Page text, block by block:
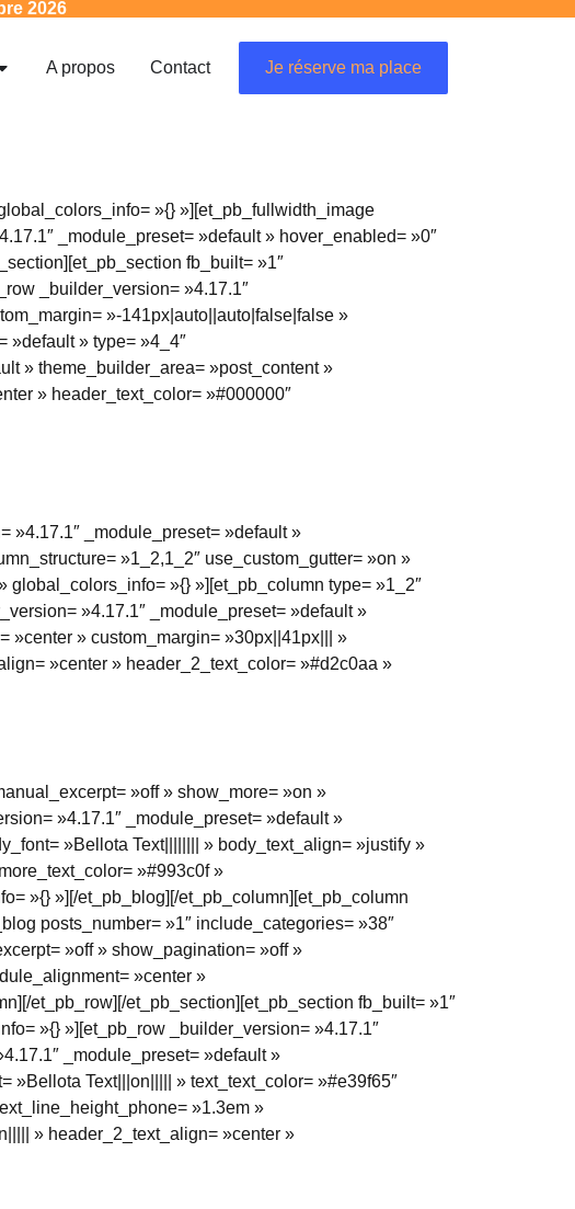
2026
A propos Contact Je réserve ma place
»{} »][et_pb_fullwidth_image
_module_preset= »default » hover_enabled= »0″
fb_built= »1″
_builder_version= »4.17.1″
»-141px|auto||auto|false|false »
»default » type= »4_4″
» theme_builder_area= »post_content »
» header_text_color= »#000000″
»4.17.1″ _module_preset= »default »
»1_2,1_2″ use_custom_gutter= »on »
»{} »][et_pb_column type= »1_2″
»4.17.1″ _module_preset= »default »
»center » custom_margin= »30px||41px||| »
»center » header_2_text_color= »#d2c0aa »
»off » show_more= »on »
»4.17.1″ _module_preset= »default »
»Bellota Text|||||||| » body_text_align= »justify »
»#993c0f »
»{} »][/et_pb_blog][/et_pb_column][et_pb_column
posts_number= »1″ include_categories= »38″
»off » show_pagination= »off »
»center »
et_pb_row][/et_pb_section][et_pb_section fb_built= »1″
»{} »][et_pb_row _builder_version= »4.17.1″
_module_preset= »default »
»Bellota Text|||on||||| » text_text_color= »#e39f65″
»1.3em »
» header_2_text_align= »center »